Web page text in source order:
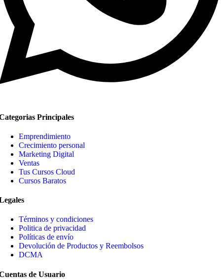
Principales
Emprendimiento
Crecimiento personal
Marketing Digital
Ventas
Tus Cursos Cloud
Cursos Baratos
Términos y condiciones
Politica de privacidad
Políticas de envío
Devolución de Productos y Reembolsos
DCMA
de Usuario